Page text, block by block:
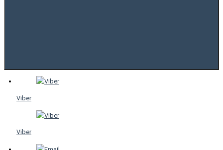
Viber
Viber